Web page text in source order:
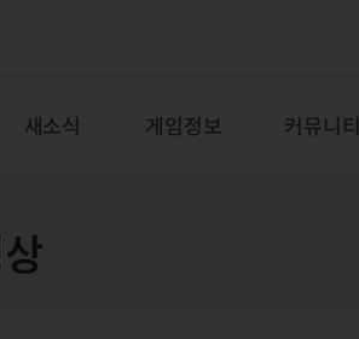
새소식 게임정보 커뮤니티